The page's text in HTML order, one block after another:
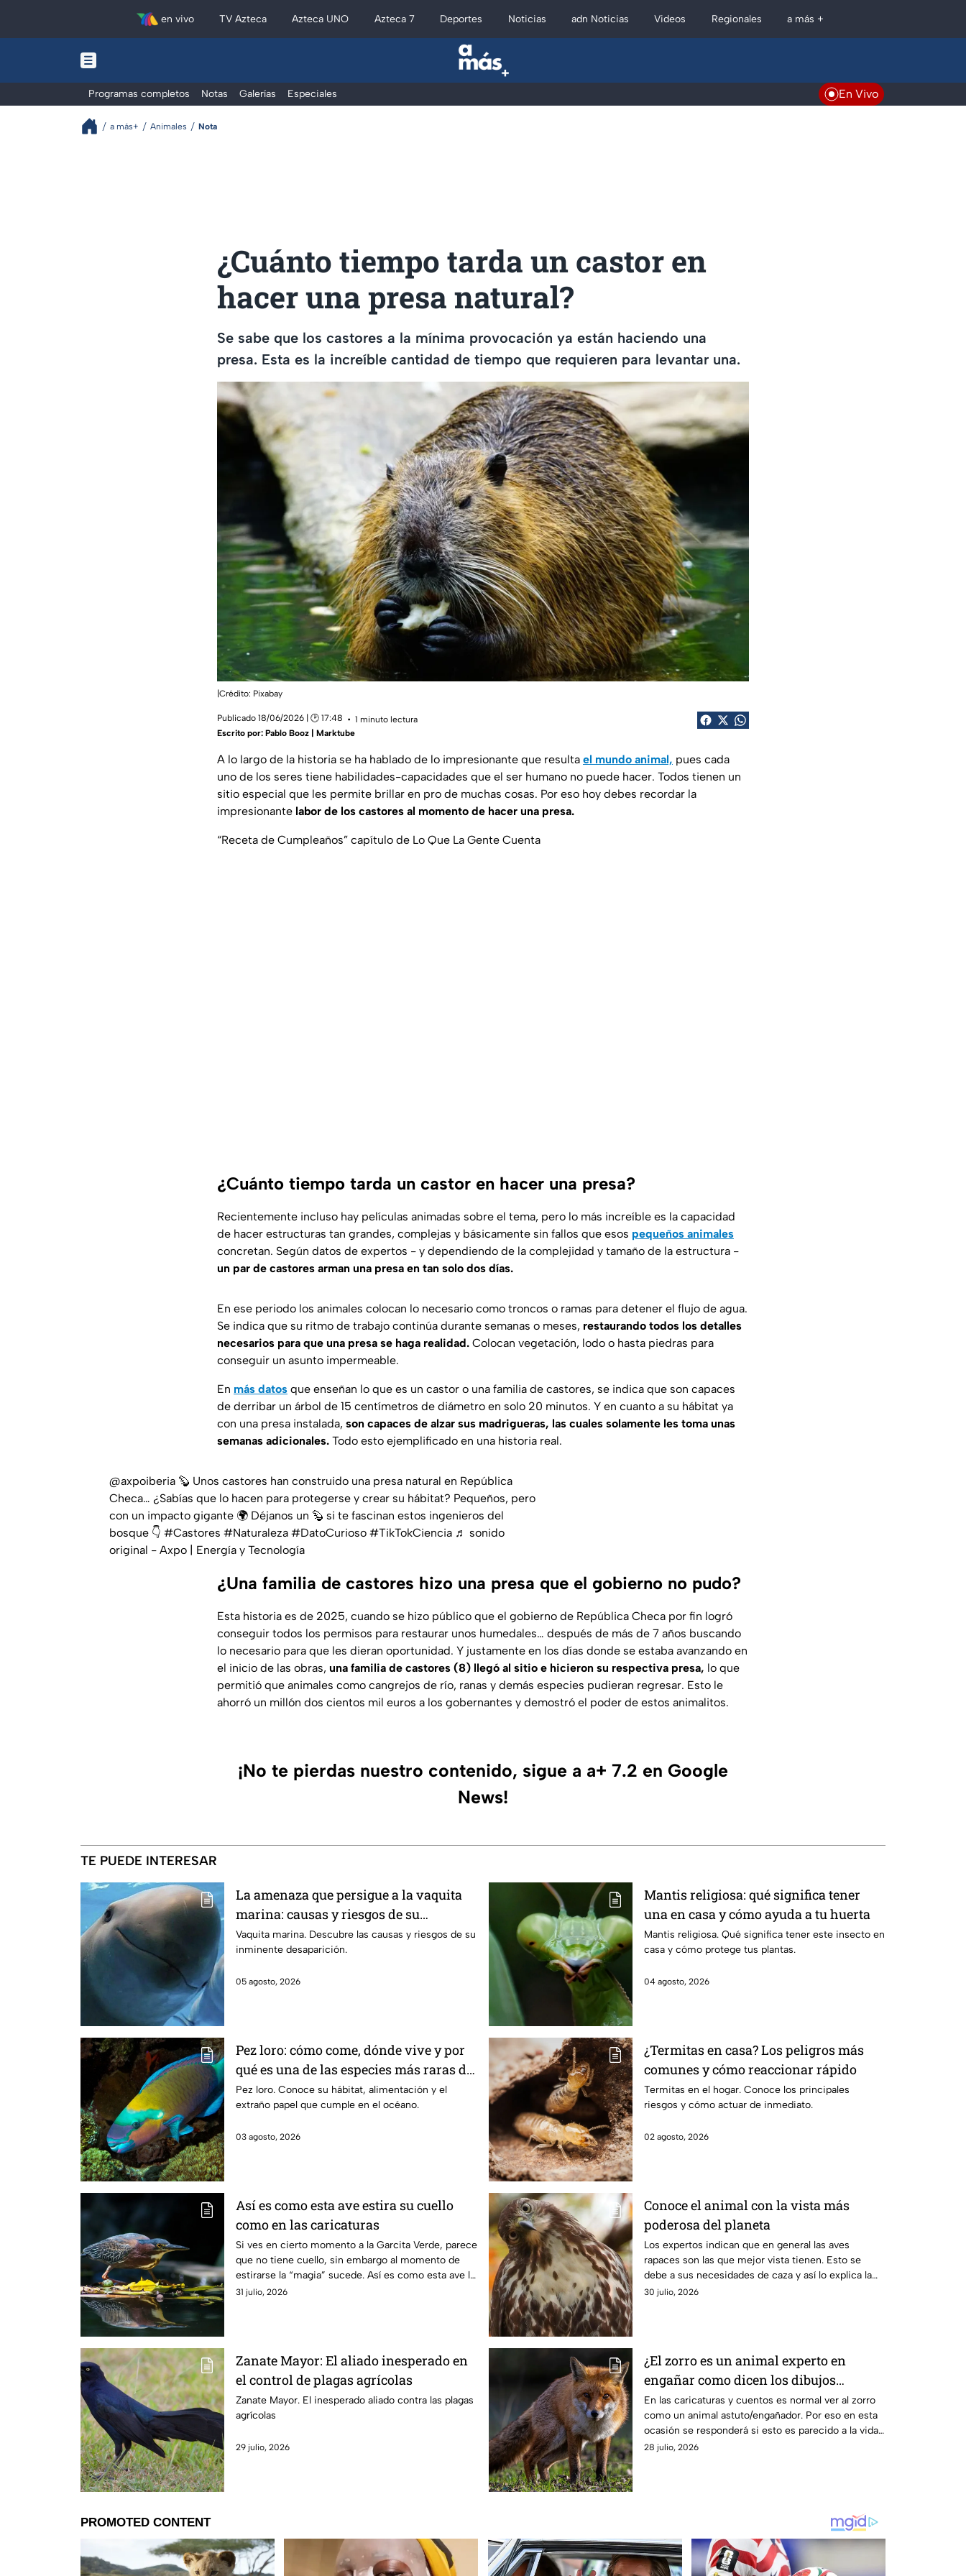
en vivo TV Azteca Azteca UNO Azteca 7 Deportes Noticias adn Noticias Videos Regionales a más +
Programas completos Notas Galerías Especiales En Vivo
a más+ Animales Nota
¿Cuánto tiempo tarda un castor en
hacer una presa natural?
Se sabe que los castores a la mínima provocación ya están haciendo una
presa. Esta es la increíble cantidad de tiempo que requieren para levantar una.
|Crédito: Pixabay
Publicado 18/06/2026 | 🕑 17:48
1 minuto lectura
Escrito por: Pablo Booz | Marktube
A lo largo de la historia se ha hablado de lo impresionante que resulta el mundo animal, pues cada
uno de los seres tiene habilidades-capacidades que el ser humano no puede hacer. Todos tienen un
sitio especial que les permite brillar en pro de muchas cosas. Por eso hoy debes recordar la
impresionante labor de los castores al momento de hacer una presa.
“Receta de Cumpleaños” capítulo de Lo Que La Gente Cuenta
¿Cuánto tiempo tarda un castor en hacer una presa?
Recientemente incluso hay películas animadas sobre el tema, pero lo más increíble es la capacidad
de hacer estructuras tan grandes, complejas y básicamente sin fallos que esos pequeños animales
concretan. Según datos de expertos - y dependiendo de la complejidad y tamaño de la estructura -
un par de castores arman una presa en tan solo dos días.
En ese periodo los animales colocan lo necesario como troncos o ramas para detener el flujo de agua.
Se indica que su ritmo de trabajo continúa durante semanas o meses, restaurando todos los detalles
necesarios para que una presa se haga realidad. Colocan vegetación, lodo o hasta piedras para
conseguir un asunto impermeable.
En más datos que enseñan lo que es un castor o una familia de castores, se indica que son capaces
de derribar un árbol de 15 centímetros de diámetro en solo 20 minutos. Y en cuanto a su hábitat ya
con una presa instalada, son capaces de alzar sus madrigueras, las cuales solamente les toma unas
semanas adicionales. Todo esto ejemplificado en una historia real.
@axpoiberia 🦫 Unos castores han construido una presa natural en República
Checa… ¿Sabías que lo hacen para protegerse y crear su hábitat? Pequeños, pero
con un impacto gigante 🌍 Déjanos un 🦫 si te fascinan estos ingenieros del
bosque 👇 #Castores #Naturaleza #DatoCurioso #TikTokCiencia ♬ sonido
original - Axpo | Energía y Tecnología
¿Una familia de castores hizo una presa que el gobierno no pudo?
Esta historia es de 2025, cuando se hizo público que el gobierno de República Checa por fin logró
conseguir todos los permisos para restaurar unos humedales… después de más de 7 años buscando
lo necesario para que les dieran oportunidad. Y justamente en los días donde se estaba avanzando en
el inicio de las obras, una familia de castores (8) llegó al sitio e hicieron su respectiva presa, lo que
permitió que animales como cangrejos de río, ranas y demás especies pudieran regresar. Esto le
ahorró un millón dos cientos mil euros a los gobernantes y demostró el poder de estos animalitos.
¡No te pierdas nuestro contenido, sigue a a+ 7.2 en Google
News!
TE PUEDE INTERESAR
La amenaza que persigue a la vaquita
marina: causas y riesgos de su
inminente desaparición
Vaquita marina. Descubre las causas y riesgos de su
inminente desaparición.
05 agosto, 2026
Mantis religiosa: qué significa tener
una en casa y cómo ayuda a tu huerta
Mantis religiosa. Qué significa tener este insecto en
casa y cómo protege tus plantas.
04 agosto, 2026
Pez loro: cómo come, dónde vive y por
qué es una de las especies más raras del
océano
Pez loro. Conoce su hábitat, alimentación y el
extraño papel que cumple en el océano.
03 agosto, 2026
¿Termitas en casa? Los peligros más
comunes y cómo reaccionar rápido
Termitas en el hogar. Conoce los principales
riesgos y cómo actuar de inmediato.
02 agosto, 2026
Así es como esta ave estira su cuello
como en las caricaturas
Si ves en cierto momento a la Garcita Verde, parece
que no tiene cuello, sin embargo al momento de
estirarse la “magia” sucede. Así es como esta ave lo
logra.
31 julio, 2026
Conoce el animal con la vista más
poderosa del planeta
Los expertos indican que en general las aves
rapaces son las que mejor vista tienen. Esto se
debe a sus necesidades de caza y así lo explica la
ciencia.
30 julio, 2026
Zanate Mayor: El aliado inesperado en
el control de plagas agrícolas
Zanate Mayor. El inesperado aliado contra las plagas
agrícolas
29 julio, 2026
¿El zorro es un animal experto en
engañar como dicen los dibujos
animados?
En las caricaturas y cuentos es normal ver al zorro
como un animal astuto/engañador. Por eso en esta
ocasión se responderá si esto es parecido a la vida
real.
28 julio, 2026